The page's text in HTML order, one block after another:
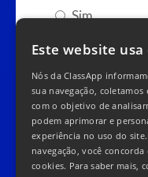
Sim
Não
Eu autorizo
WhatsApp
Este website usa
Nós da ClassApp
sua navegação,
com o objetivo de
podem aprimorar e
experiência no uso do
navegação, você concorda
cookies. Para saber mais,